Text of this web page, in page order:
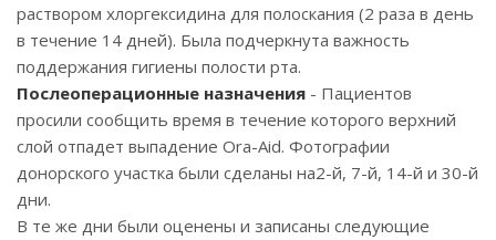
раствором хлоргексидина для полоскания (2 раза в день
в течение 14 дней). Была подчеркнута важность
поддержания гигиены полости рта.
Послеоперационные назначения - Пациентов
просили сообщить время в течение которого верхний
слой отпадет выпадение Ora-Aid. Фотографии
донорского участка были сделаны на2-й, 7-й, 14-й и 30-й
дни.
В те же дни были оценены и записаны следующие